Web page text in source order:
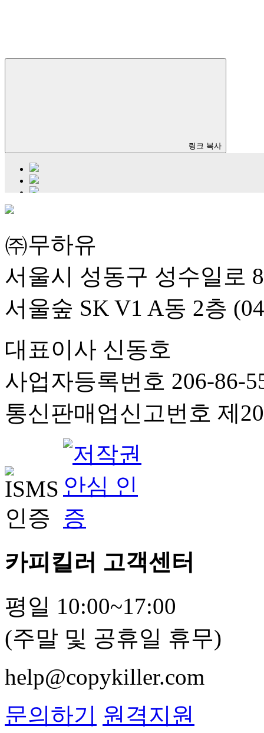
링크 복사
㈜무하유
서울시 성동구 성수일로
서울숲 SK V1 A동 2층
대표이사 신동호
사업자등록번호 206-86-
통신판매업신고번호 제
카피킬러 고객센터
평일 10:00~17:00
(주말 및 공휴일 휴무)
help@copykiller.com
문의하기 원격지원